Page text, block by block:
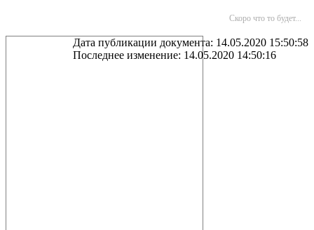
Скоро что то будет...
Дата публикации документа: 14.05.2020 15:50:58
Последнее изменение: 14.05.2020 14:50:16